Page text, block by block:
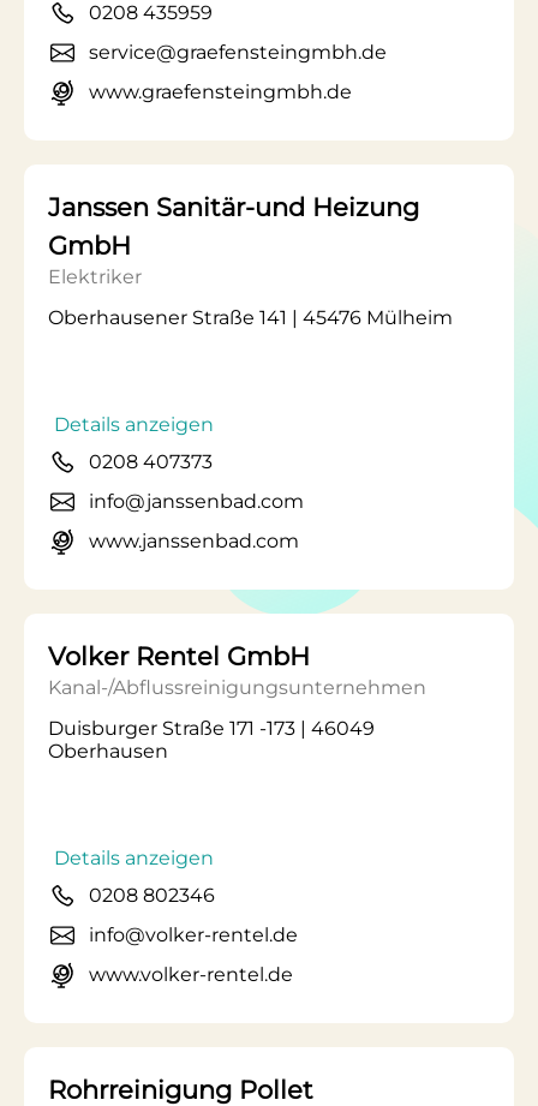
0208 435959
service@graefensteingmbh.de
www.graefensteingmbh.de
Janssen Sanitär-und Heizung
GmbH
Elektriker
Oberhausener Straße 141 | 45476 Mülheim
Details anzeigen
0208 407373
info@janssenbad.com
www.janssenbad.com
Volker Rentel GmbH
Kanal-/Abflussreinigungsunternehmen
Duisburger Straße 171 -173 | 46049
Oberhausen
Details anzeigen
0208 802346
info@volker-rentel.de
www.volker-rentel.de
Rohrreinigung Pollet